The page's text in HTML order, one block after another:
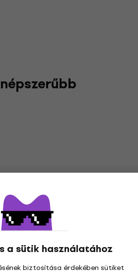
a sütik használatához
biztosítása érdekében sütiket